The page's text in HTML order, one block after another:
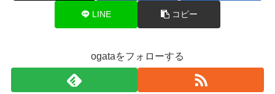
LINE コピー
ogataをフォローする